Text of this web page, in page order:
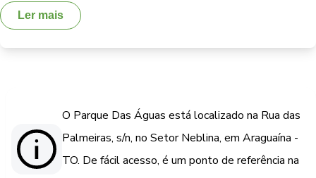
Ler mais
O Parque Das Águas está localizado na Rua das
Palmeiras, s/n, no Setor Neblina, em Araguaína -
TO. De fácil acesso, é um ponto de referência na